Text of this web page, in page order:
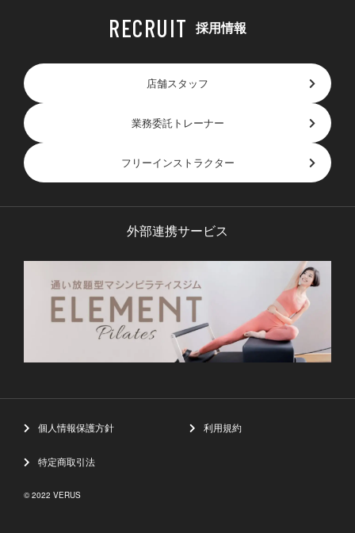
採用情報
店舗スタッフ
業務委託トレーナー
フリーインストラクター
外部連携サービス
個人情報保護方針 利用規約
特定商取引法
© 2022 VERUS